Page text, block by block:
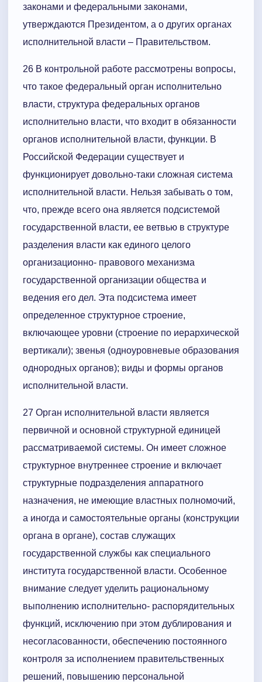
законами и федеральными законами,
утверждаются Президентом, а о других органах
исполнительной власти – Правительством.
26 В контрольной работе рассмотрены вопросы,
что такое федеральный орган исполнительно
власти, структура федеральных органов
исполнительно власти, что входит в обязанности
органов исполнительной власти, функции. В
Российской Федерации существует и
функционирует довольно-таки сложная система
исполнительной власти. Нельзя забывать о том,
что, прежде всего она является подсистемой
государственной власти, ее ветвью в структуре
разделения власти как единого целого
организационно- правового механизма
государственной организации общества и
ведения его дел. Эта подсистема имеет
определенное структурное строение,
включающее уровни (строение по иерархической
вертикали); звенья (одноуровневые образования
однородных органов); виды и формы органов
исполнительной власти.
27 Орган исполнительной власти является
первичной и основной структурной единицей
рассматриваемой системы. Он имеет сложное
структурное внутреннее строение и включает
структурные подразделения аппаратного
назначения, не имеющие властных полномочий,
а иногда и самостоятельные органы (конструкции
органа в органе), состав служащих
государственной службы как специального
института государственной власти. Особенное
внимание следует уделить рациональному
выполнению исполнительно- распорядительных
функций, исключению при этом дублирования и
несогласованности, обеспечению постоянного
контроля за исполнением правительственных
решений, повышению персональной